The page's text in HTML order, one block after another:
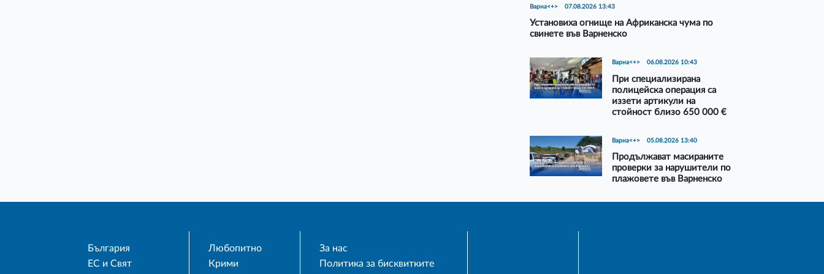
Варна<+> 07.08.2026 13:43
Установиха огнище на Африканска чума по
свинете във Варненско
Варна<+> 06.08.2026 10:43
При специализирана
полицейска операция са
иззети артикули на
стойност близо 650 000 €
Варна<+> 05.08.2026 13:40
Продължават масираните
проверки за нарушители по
плажовете във Варненско
България
ЕС и Свят
Любопитно
Крими
За нас
Политика за бисквитките